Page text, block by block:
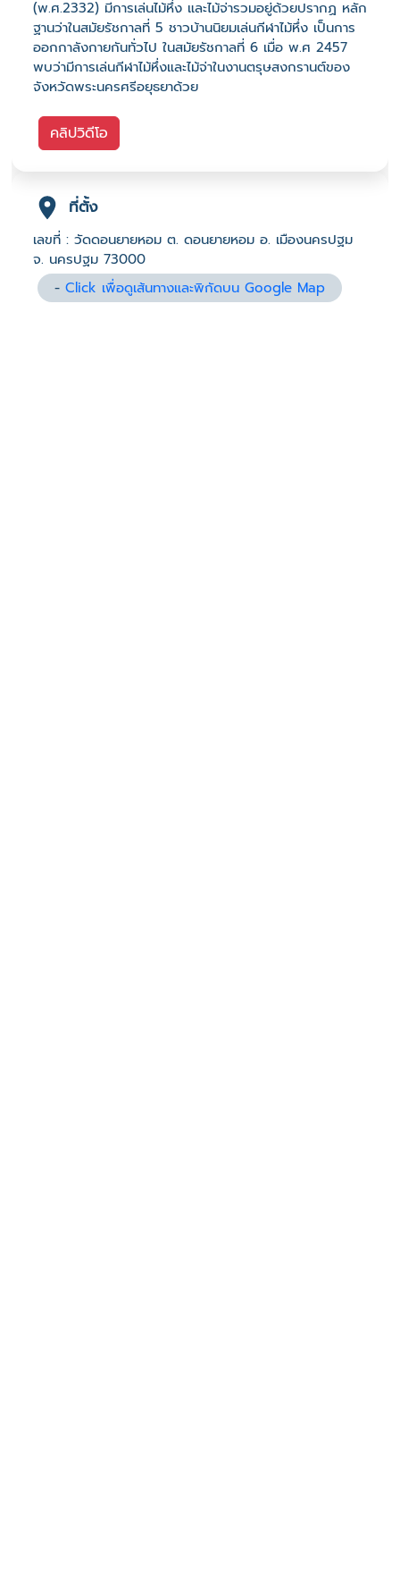
(พ.ศ.2332) มีการเล่นไม้หึ่ง และไม้จ่ารวมอยู่ด้วยปรากฏ หลัก
ฐานว่าในสมัยรัชกาลที่ 5 ชาวบ้านนิยมเล่นกีฬาไม้หึ่ง เป็นการ
ออกกาลังกายกันทั่วไป ในสมัยรัชกาลที่ 6 เมื่อ พ.ศ 2457
พบว่ามีการเล่นกีฬาไม้หึ่งและไม้จ่าในงานตรุษสงกรานต์ของ
จังหวัดพระนครศรีอยุธยาด้วย
คลิปวิดีโอ
ที่ตั้ง
เลขที่ : วัดดอนยายหอม ต. ดอนยายหอม อ. เมืองนครปฐม
จ. นครปฐม 73000
-Click เพื่อดูเส้นทางและพิกัดบน Google Map